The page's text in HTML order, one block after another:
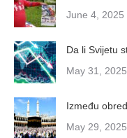
June 4, 2025
Da li Svijetu
May 31, 2025
Između
May 29, 2025